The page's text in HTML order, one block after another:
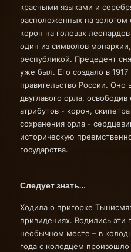
красными языками и
расположенных на золотом
корон на головах
один из символов
республикой. Прецедент
уже был. Его создало в
правительство России. Оно
двуглавого орла,
атрибутов - корон,
сохранения орла -
историческую
государства.
Следует знать…
Ходила о пригорке
привидениях. Водились эти
необычном месте – в
года с колодцем